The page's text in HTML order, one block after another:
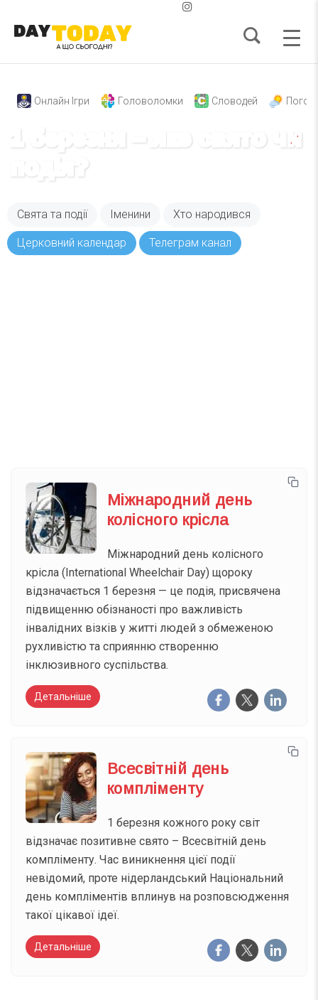
Онлайн Ігри Головоломки Словодей
1 березня – яке свято чи
подія?
Свята та події Іменини Хто народився
Церковний календар Телеграм канал
Міжнародний день
колісного крісла
Міжнародний день колісного
крісла (International Wheelchair Day) щороку
відзначається 1 березня — це подія, присвячена
підвищенню обізнаності про важливість
інвалідних візків у житті людей з обмеженою
рухливістю та сприянню створенню
інклюзивного суспільства.
Детальніше
Всесвітній день
компліменту
1 березня кожного року світ
відзначає позитивне свято – Всесвітній день
компліменту. Час виникнення цієї події
невідомий, проте нідерландський Національний
день компліментів вплинув на розповсюдження
такої цікавої ідеї.
Детальніше